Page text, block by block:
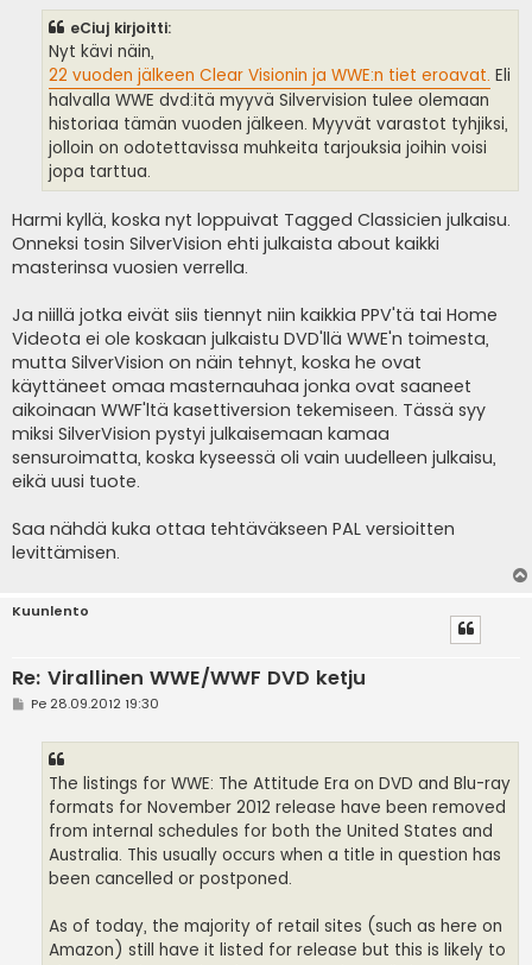
eCiuj kirjoitti:
Nyt kävi näin,
22 vuoden jälkeen Clear Visionin ja WWE:n tiet eroavat. Eli
halvalla WWE dvd:itä myyvä Silvervision tulee olemaan
historiaa tämän vuoden jälkeen. Myyvät varastot tyhjiksi,
jolloin on odotettavissa muhkeita tarjouksia joihin voisi
jopa tarttua.
Harmi kyllä, koska nyt loppuivat Tagged Classicien julkaisu.
Onneksi tosin SilverVision ehti julkaista about kaikki
masterinsa vuosien verrella.
Ja niillä jotka eivät siis tiennyt niin kaikkia PPV'tä tai Home
Videota ei ole koskaan julkaistu DVD'llä WWE'n toimesta,
mutta SilverVision on näin tehnyt, koska he ovat
käyttäneet omaa masternauhaa jonka ovat saaneet
aikoinaan WWF'ltä kasettiversion tekemiseen. Tässä syy
miksi SilverVision pystyi julkaisemaan kamaa
sensuroimatta, koska kyseessä oli vain uudelleen julkaisu,
eikä uusi tuote.
Saa nähdä kuka ottaa tehtäväkseen PAL versioitten
levittämisen.
Kuunlento
Re: Virallinen WWE/WWF DVD ketju
VPe 28.09.2012 19:30
The listings for WWE: The Attitude Era on DVD and Blu-ray
formats for November 2012 release have been removed
from internal schedules for both the United States and
Australia. This usually occurs when a title in question has
been cancelled or postponed.
As of today, the majority of retail sites (such as here on
Amazon) still have it listed for release but this is likely to